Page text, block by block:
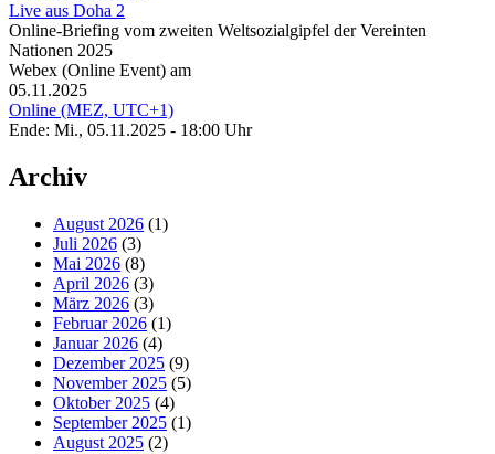
Live aus Doha 2
Online-Briefing vom zweiten Weltsozialgipfel der Vereinten
Nationen 2025
Webex (Online Event) am
05.11.2025
Online (MEZ, UTC+1)
Ende: Mi., 05.11.2025 - 18:00 Uhr
Archiv
August 2026 (1)
Juli 2026 (3)
Mai 2026 (8)
April 2026 (3)
März 2026 (3)
Februar 2026 (1)
Januar 2026 (4)
Dezember 2025 (9)
November 2025 (5)
Oktober 2025 (4)
September 2025 (1)
August 2025 (2)